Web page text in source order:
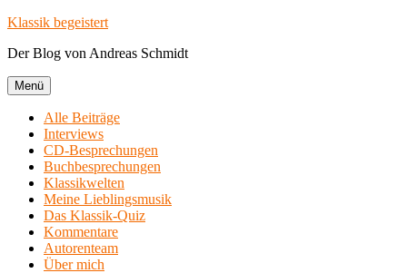
Zum
springen
Klassik begeistert
Der Blog von Andreas Schmidt
Menü
Alle Beiträge
Interviews
CD-Besprechungen
Buchbesprechungen
Klassikwelten
Meine Lieblingsmusik
Das Klassik-Quiz
Kommentare
Autorenteam
Über mich